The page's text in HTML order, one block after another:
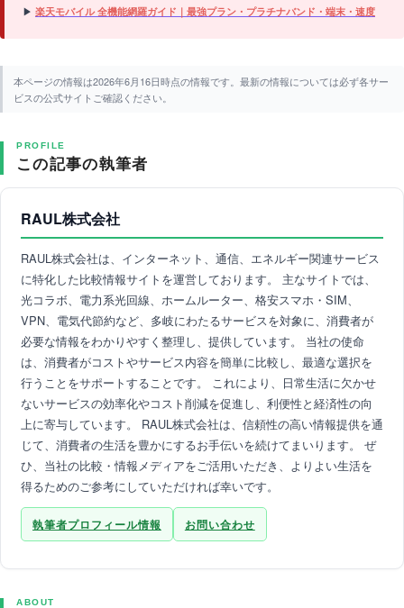
▶ 楽天モバイル 全機能網羅ガイド｜最強プラン・プラチナバンド・端末・速度
本ページの情報は2026年6月16日時点の情報です。最新の情報については必ず各サー
ビスの公式サイトご確認ください。
PROFILE
この記事の執筆者
RAUL株式会社
RAUL株式会社は、インターネット、通信、エネルギー関連サービス
に特化した比較情報サイトを運営しております。 主なサイトでは、
光コラボ、電力系光回線、ホームルーター、格安スマホ・SIM、
VPN、電気代節約など、多岐にわたるサービスを対象に、消費者が
必要な情報をわかりやすく整理し、提供しています。 当社の使命
は、消費者がコストやサービス内容を簡単に比較し、最適な選択を
行うことをサポートすることです。 これにより、日常生活に欠かせ
ないサービスの効率化やコスト削減を促進し、利便性と経済性の向
上に寄与しています。 RAUL株式会社は、信頼性の高い情報提供を通
じて、消費者の生活を豊かにするお手伝いを続けてまいります。 ぜ
ひ、当社の比較・情報メディアをご活用いただき、よりよい生活を
得るためのご参考にしていただければ幸いです。
執筆者プロフィール情報 お問い合わせ
ABOUT